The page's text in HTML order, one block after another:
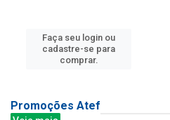
Faça seu login ou
cadastre-se para
comprar.
Promoções Atef